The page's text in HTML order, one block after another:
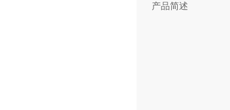
产品简述